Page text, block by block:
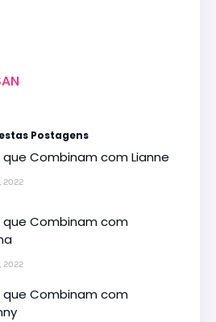
Postagens
Combinam com Lianne
2022
que Combinam com
2022
que Combinam com